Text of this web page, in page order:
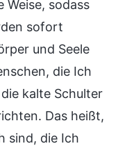
Weise, sodass
sofort
und Seele
die Ich
kalte Schulter
Das heißt,
sind, die Ich